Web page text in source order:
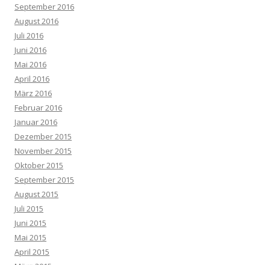
September 2016
August 2016
Juli 2016
Juni 2016
Mai 2016
April 2016
März 2016
Februar 2016
Januar 2016
Dezember 2015
November 2015
Oktober 2015
September 2015
August 2015
Juli 2015
Juni 2015
Mai 2015
April 2015